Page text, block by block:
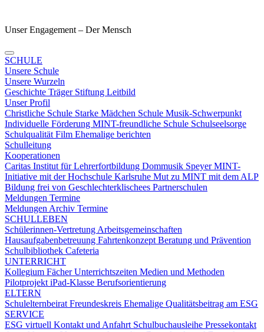
Unser Engagement – Der Mensch
SCHULE
Unsere Schule
Unsere Wurzeln
Geschichte Träger Stiftung Leitbild
Unser Profil
Christliche Schule Starke Mädchen Schule Musik-Schwerpunkt
Individuelle Förderung MINT-freundliche Schule Schulseelsorge
Schulqualität Film Ehemalige berichten
Schulleitung
Kooperationen
Caritas Institut für Lehrerfortbildung Dommusik SpeyerMINT-
Initiative mit der Hochschule Karlsruhe Mut zu MINT mit dem ALP
Bildung frei von Geschlechterklischees Partnerschulen
Meldungen Termine
Meldungen Archiv Termine
SCHULLEBEN
Schülerinnen-Vertretung Arbeitsgemeinschaften
Hausaufgabenbetreuung Fahrtenkonzept Beratung und Prävention
Schulbibliothek Cafeteria
UNTERRICHT
Kollegium FächerUnterrichtszeiten Medien und Methoden
Pilotprojekt iPad-Klasse Berufsorientierung
ELTERN
Schulelternbeirat Freundeskreis Ehemalige Qualitätsbeitrag am ESG
SERVICE
ESG virtuell Kontakt und Anfahrt Schulbuchausleihe Pressekontakt